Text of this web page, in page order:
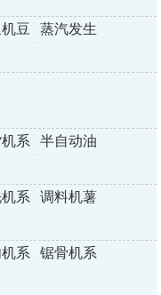
豆
蒸汽发生
系
半自动油
系
调料机薯
系
锯骨机系